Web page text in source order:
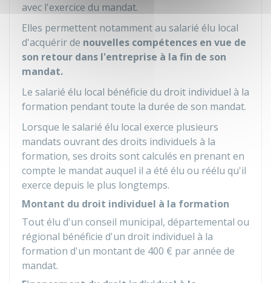
avec l'exercice du mandat.
Elles permettent notamment au salarié élu local
d'acquérir de nouvelles compétences en vue de
son retour dans l'entreprise à la fin de son
mandat.
Le salarié élu local bénéficie du droit individuel à la
formation pendant toute la durée de son mandat.
Lorsque le salarié élu local exerce plusieurs
mandats ouvrant des droits individuels à la
formation, ses droits sont calculés en prenant en
compte le mandat auquel il a été élu ou réélu qu'il
exerce depuis le plus longtemps.
Montant du droit individuel à la formation
Tout élu d'un conseil municipal, départemental ou
régional bénéficie d'un droit individuel à la
formation d'un montant de 400 € par année de
mandat.